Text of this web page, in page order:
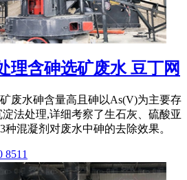
理含砷选矿废水 豆丁网
废水砷含量高且砷以As(V)为主要存
法处理,详细考察了生石灰、硫酸亚
混凝剂对废水中砷的去除效果。
8511